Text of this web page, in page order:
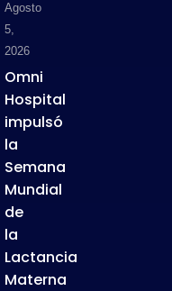
Agosto
5,
2026
Omni
Hospital
impulsó
la
Semana
Mundial
de
la
Lactancia
Materna